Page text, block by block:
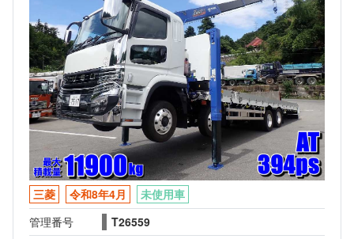
三菱 令和8年4月
未使用車
管理番号
T26559